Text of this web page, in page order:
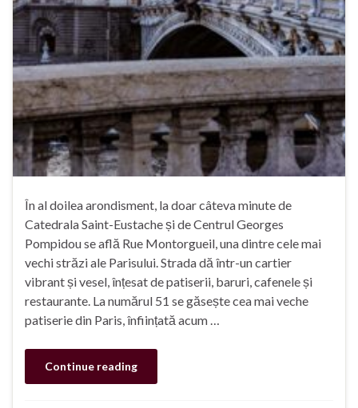
În al doilea arondisment, la doar câteva minute de
Catedrala Saint-Eustache și de Centrul Georges
Pompidou se află Rue Montorgueil, una dintre cele mai
vechi străzi ale Parisului. Strada dă într-un cartier
vibrant și vesel, înțesat de patiserii, baruri, cafenele și
restaurante. La numărul 51 se găsește cea mai veche
patiserie din Paris, înființată acum …
Continue reading